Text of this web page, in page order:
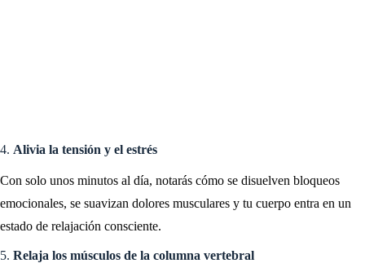
4. Alivia la tensión y el estrés
Con solo unos minutos al día, notarás cómo se disuelven bloqueos
emocionales, se suavizan dolores musculares y tu cuerpo entra en un
estado de relajación consciente.
5. Relaja los músculos de la columna vertebral